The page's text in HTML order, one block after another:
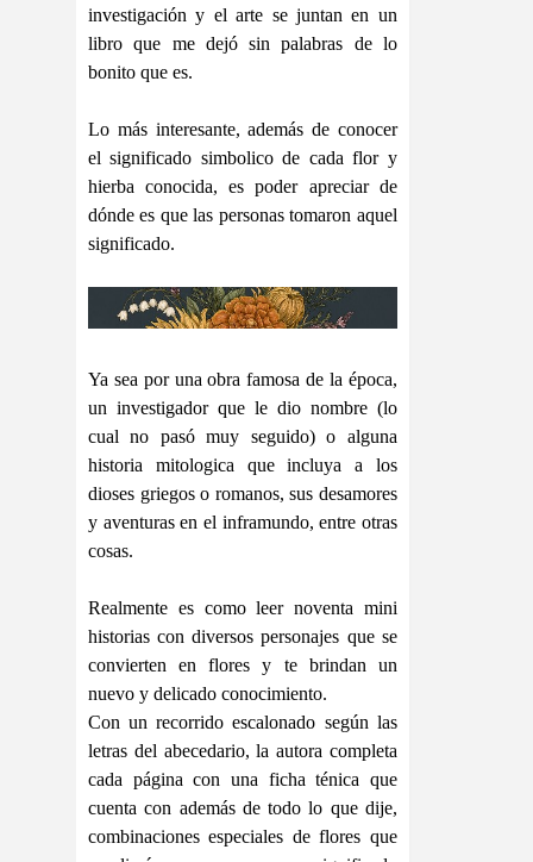
investigación y el arte se juntan en un
libro que me dejó sin palabras de lo
bonito que es.
Lo más interesante, además de conocer
el significado simbolico de cada flor y
hierba conocida, es poder apreciar de
dónde es que las personas tomaron aquel
significado.
Ya sea por una obra famosa de la época,
un investigador que le dio nombre (lo
cual no pasó muy seguido) o alguna
historia mitologica que incluya a los
dioses griegos o romanos, sus desamores
y aventuras en el inframundo, entre otras
cosas.
Realmente es como leer noventa mini
historias con diversos personajes que se
convierten en flores y te brindan un
nuevo y delicado conocimiento.
Con un recorrido escalonado según las
letras del abecedario, la autora completa
cada página con una ficha ténica que
cuenta con además de todo lo que dije,
combinaciones especiales de flores que